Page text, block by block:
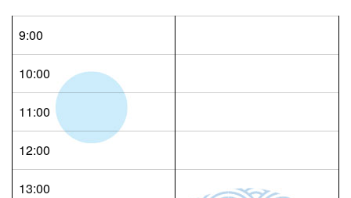
9:00
10:00
11:00
12:00
13:00